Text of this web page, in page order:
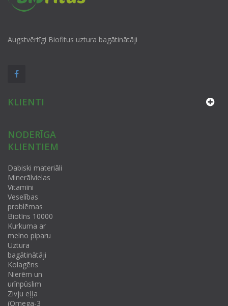
Augstvērtīgi Biofitus uztura bagātinātāji
KLIENTI
NODERĪGA
KLIENTIEM
Dabiski materiāli
Minerālvielas
Vitamīni
Veselības
problēmas
Biotīns 10000
Kurkuma ar
melno piparu
Uztura
bagātinātāji
Kolagēns
Nierēm un
urīnpūslim
Zivju eļļa
(Omega-3